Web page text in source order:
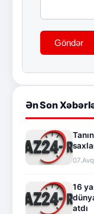
Göndər
Ən Son
16
atdı